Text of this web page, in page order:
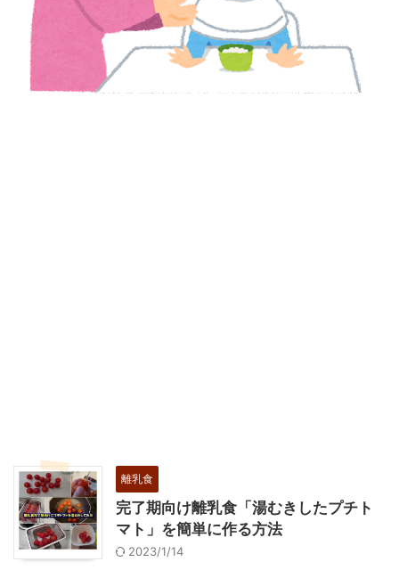
離乳食
完了期向け離乳食「湯むきしたプチト
マト」を簡単に作る方法
2023/1/14